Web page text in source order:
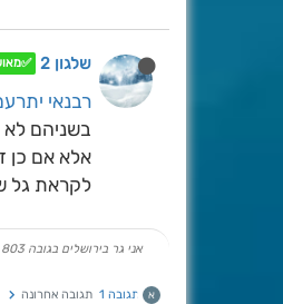
שלגון 2
רבנאי
בשניהם
אלא אם כן
לקראת גל
אני גר בירושלים בגובה 803 מטר
א תגובה 1 תגובה אחרונה